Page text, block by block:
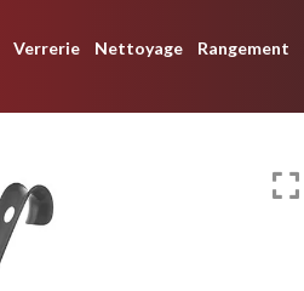
Verrerie Nettoyage Rangement